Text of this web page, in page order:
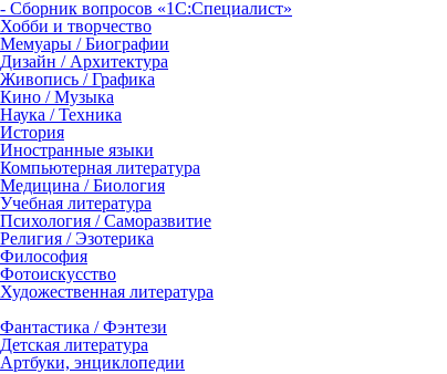
- Сборник вопросов «1С:Специалист»
Хобби и творчество
Мемуары / Биографии
Дизайн / Архитектура
Живопись / Графика
Кино / Музыка
Наука / Техника
История
Иностранные языки
Компьютерная литература
Медицина / Биология
Учебная литература
Психология / Саморазвитие
Религия / Эзотерика
Философия
Фотоискусство
Художественная литература
Фантастика / Фэнтези
Детская литература
Артбуки, энциклопедии